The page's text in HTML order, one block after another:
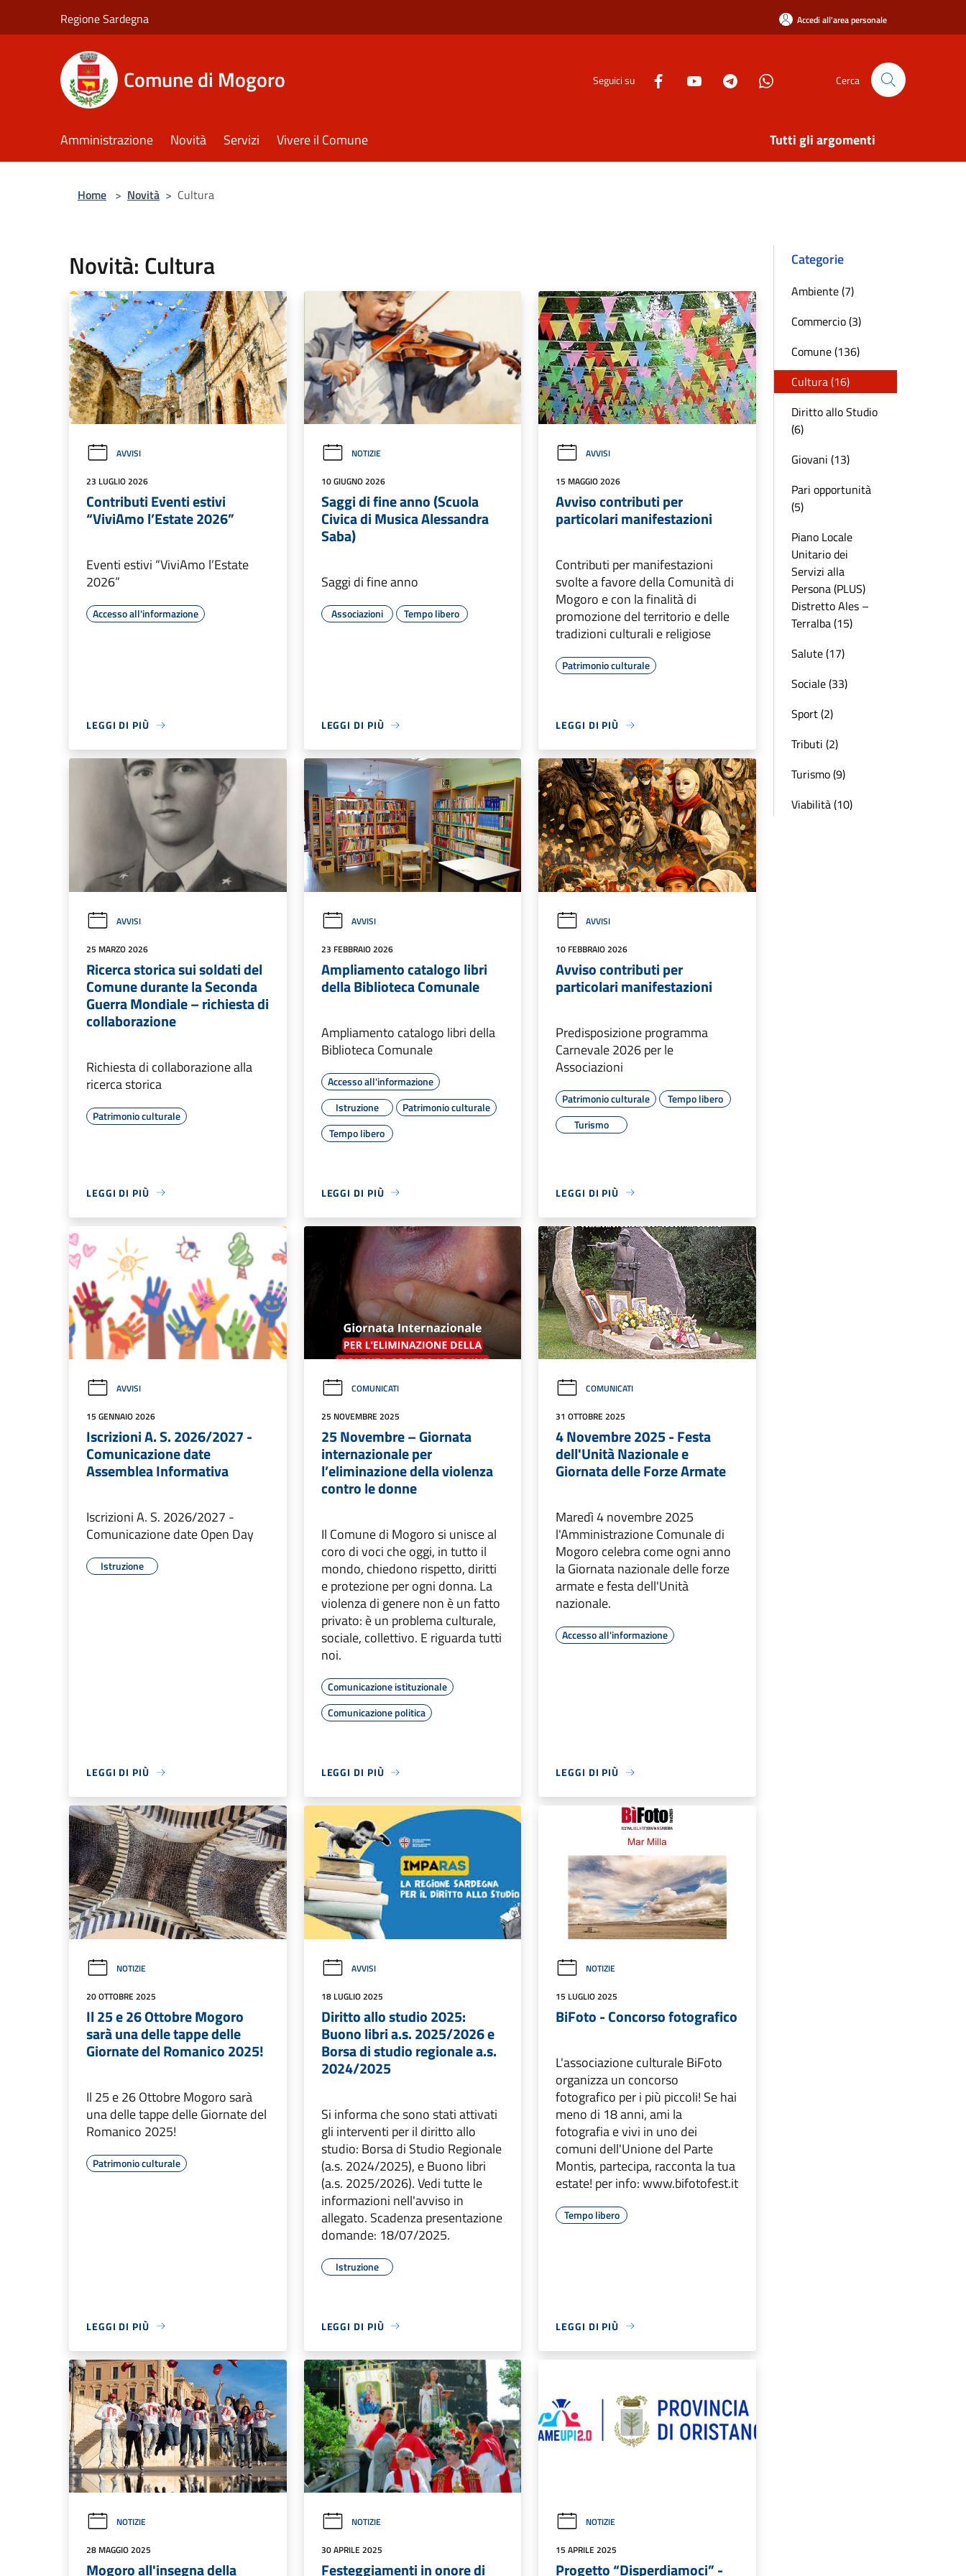
Regione Sardegna Accedi all'area personale
Comune di Mogoro Seguici su Cerca
Amministrazione Novità Servizi Vivere il Comune Tutti gli argomenti
Home > Novità > Cultura
Novità: Cultura
AVVISI
23 LUGLIO 2026
Contributi Eventi estivi
“ViviAmo l’Estate 2026”
Eventi estivi “ViviAmo l’Estate
2026”
Accesso all'informazione
LEGGI DI PIÙ
NOTIZIE
10 GIUGNO 2026
Saggi di fine anno (Scuola
Civica di Musica Alessandra
Saba)
Saggi di fine anno
Associazioni Tempo libero
LEGGI DI PIÙ
AVVISI
15 MAGGIO 2026
Avviso contributi per
particolari manifestazioni
Contributi per manifestazioni
svolte a favore della Comunità di
Mogoro e con la finalità di
promozione del territorio e delle
tradizioni culturali e religiose
Patrimonio culturale
LEGGI DI PIÙ
AVVISI
25 MARZO 2026
Ricerca storica sui soldati del
Comune durante la Seconda
Guerra Mondiale – richiesta di
collaborazione
Richiesta di collaborazione alla
ricerca storica
Patrimonio culturale
LEGGI DI PIÙ
AVVISI
23 FEBBRAIO 2026
Ampliamento catalogo libri
della Biblioteca Comunale
Ampliamento catalogo libri della
Biblioteca Comunale
Accesso all'informazione
Istruzione
Patrimonio culturale
Tempo libero
LEGGI DI PIÙ
AVVISI
10 FEBBRAIO 2026
Avviso contributi per
particolari manifestazioni
Predisposizione programma
Carnevale 2026 per le
Associazioni
Patrimonio culturale
Tempo libero
Turismo
LEGGI DI PIÙ
AVVISI
15 GENNAIO 2026
Iscrizioni A. S. 2026/2027 -
Comunicazione date
Assemblea Informativa
Iscrizioni A. S. 2026/2027 -
Comunicazione date Open Day
Istruzione
LEGGI DI PIÙ
COMUNICATI
25 NOVEMBRE 2025
25 Novembre – Giornata
internazionale per
l’eliminazione della violenza
contro le donne
Il Comune di Mogoro si unisce al
coro di voci che oggi, in tutto il
mondo, chiedono rispetto, diritti
e protezione per ogni donna. La
violenza di genere non è un fatto
privato: è un problema culturale,
sociale, collettivo. E riguarda tutti
noi.
Comunicazione istituzionale
Comunicazione politica
LEGGI DI PIÙ
COMUNICATI
31 OTTOBRE 2025
4 Novembre 2025 - Festa
dell'Unità Nazionale e
Giornata delle Forze Armate
Maredì 4 novembre 2025
l'Amministrazione Comunale di
Mogoro celebra come ogni anno
la Giornata nazionale delle forze
armate e festa dell'Unità
nazionale.
Accesso all'informazione
LEGGI DI PIÙ
NOTIZIE
20 OTTOBRE 2025
Il 25 e 26 Ottobre Mogoro
sarà una delle tappe delle
Giornate del Romanico 2025!
Il 25 e 26 Ottobre Mogoro sarà
una delle tappe delle Giornate del
Romanico 2025!
Patrimonio culturale
LEGGI DI PIÙ
AVVISI
18 LUGLIO 2025
Diritto allo studio 2025:
Buono libri a.s. 2025/2026 e
Borsa di studio regionale a.s.
2024/2025
Si informa che sono stati attivati
gli interventi per il diritto allo
studio: Borsa di Studio Regionale
(a.s. 2024/2025), e Buono libri
(a.s. 2025/2026). Vedi tutte le
informazioni nell'avviso in
allegato. Scadenza presentazione
domande: 18/07/2025.
Istruzione
LEGGI DI PIÙ
NOTIZIE
15 LUGLIO 2025
BiFoto - Concorso fotografico
L'associazione culturale BiFoto
organizza un concorso
fotografico per i più piccoli! Se hai
meno di 18 anni, ami la
fotografia e vivi in uno dei
comuni dell'Unione del Parte
Montis, partecipa, racconta la tua
estate! per info: www.bifotofest.it
Tempo libero
LEGGI DI PIÙ
NOTIZIE
28 MAGGIO 2025
Mogoro all'insegna della
NOTIZIE
30 APRILE 2025
Festeggiamenti in onore di
NOTIZIE
15 APRILE 2025
Progetto “Disperdiamoci” -
Categorie
Ambiente (7)
Commercio (3)
Comune (136)
Cultura (16)
Diritto allo Studio
(6)
Giovani (13)
Pari opportunità
(5)
Piano Locale
Unitario dei
Servizi alla
Persona (PLUS)
Distretto Ales –
Terralba (15)
Salute (17)
Sociale (33)
Sport (2)
Tributi (2)
Turismo (9)
Viabilità (10)